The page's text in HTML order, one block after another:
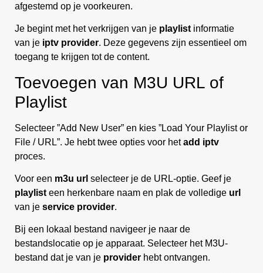
afgestemd op je voorkeuren.
Je begint met het verkrijgen van je playlist informatie
van je iptv provider. Deze gegevens zijn essentieel om
toegang te krijgen tot de content.
Toevoegen van M3U URL of
Playlist
Selecteer ”Add New User” en kies ”Load Your Playlist or
File / URL”. Je hebt twee opties voor hetadd iptv
proces.
Voor een m3u url selecteer je de URL-optie. Geef je
playlist een herkenbare naam en plak de volledige url
van je service provider.
Bij een lokaal bestand navigeer je naar de
bestandslocatie op je apparaat. Selecteer het M3U-
bestand dat je van je provider hebt ontvangen.